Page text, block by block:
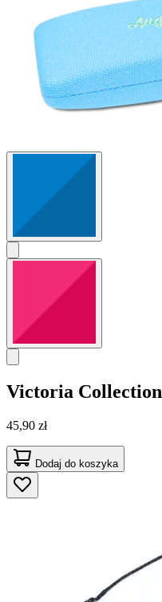
Victoria Collection
45,90 zł
Dodaj do koszyka